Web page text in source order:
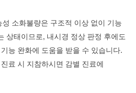
소화불량은 구조적 이상 없이 기능
상태이므로, 내시경 정상 판정 후에도
능 완화에 도움을 받을 수 있습니다.
료 시 지참하시면 감별 진료에